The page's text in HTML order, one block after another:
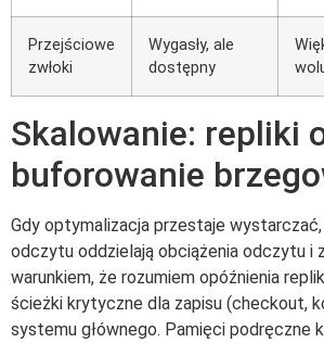
Przejściowe
zwłoki
Wygasły, ale
dostępny
Skalowanie: repliki
buforowanie
Gdy optymalizacja przestaje
odczytu oddzielają obciążenia odczytu i
warunkiem, że rozumiem opóźnienia
ścieżki krytyczne dla zapisu (checkout,
systemu głównego. Pamięci podręczne